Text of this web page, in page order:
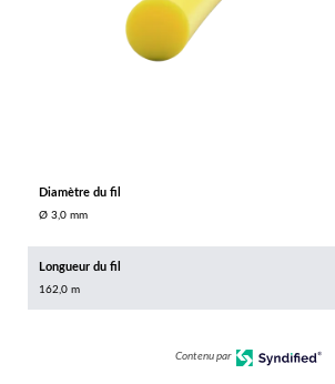
Diamètre du fil
Ø 3,0 mm
Longueur du fil
162,0 m
Contenu par